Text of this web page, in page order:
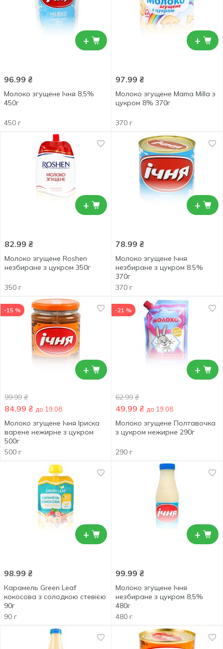
+
96.99 ₴
Молоко згущене Ічня 8,5%
450г
450 г
+
97.99 ₴
Молоко згущене Mama Milla з
цукром 8% 370г
370 г
+
82.99 ₴
Молоко згущене Roshen
незбиране з цукром 350г
350 г
+
78.99 ₴
Молоко згущене Ічня
незбиране з цукром 8.5%
370г
370 г
+
-15 %
99.99 ₴
84.99 ₴ до 19.08
Молоко згущене Ічня Іриска
варене нежирне з цукром
500г
500 г
+
-21 %
62.99 ₴
49.99 ₴ до 19.08
Молоко згущене Полтавочка
з цукром нежирне 290г
290 г
+
98.99 ₴
Карамель Green Leaf
кокосова з солодкою стевією
90г
90 г
+
99.99 ₴
Молоко згущене Ічня
незбиране з цукром 8,5%
480г
480 г